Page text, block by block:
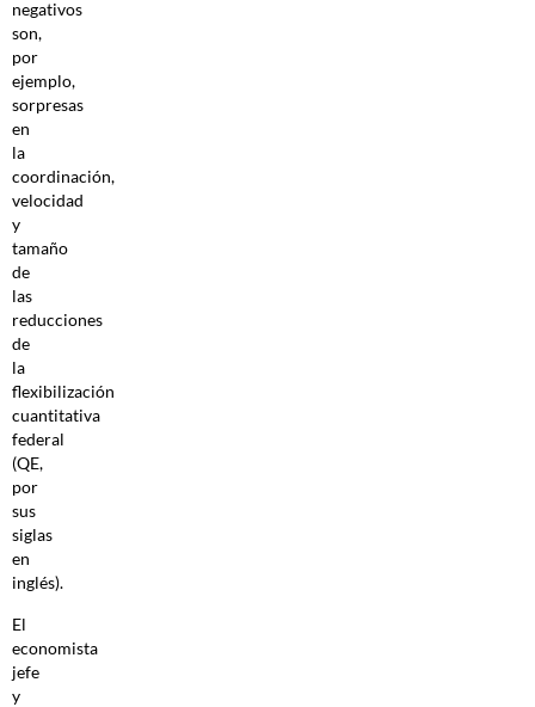
negativos
son,
por
ejemplo,
sorpresas
en
la
coordinación,
velocidad
y
tamaño
de
las
reducciones
de
la
flexibilización
cuantitativa
federal
(QE,
por
sus
siglas
en
inglés).
El
economista
jefe
y